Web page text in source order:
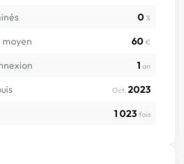
0 %
60 €
1 an
Oct. 2023
1 023 fois